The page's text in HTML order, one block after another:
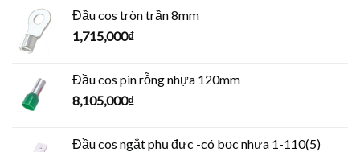
Đầu cos tròn trần 8mm
1,715,000₫
Đầu cos pin rỗng nhựa 120mm
8,105,000₫
Đầu cos ngắt phụ đực -có bọc nhựa 1-110(5)